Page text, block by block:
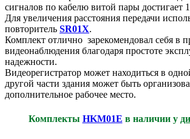
сигналов по кабелю витой пары достигает
Для увеличения расстояния передачи
повторитель SR01X.
Комплект отлично зарекомендовал себя в
видеонаблюдения благодаря простоте
надежности.
Видеорегистратор может находиться в
другой части здания может быть
дополнительное рабочее место.
Комплекты HKM01E в наличии у